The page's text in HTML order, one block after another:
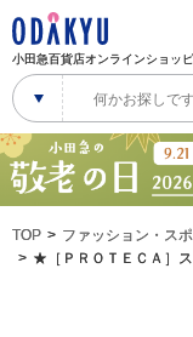
小田急百貨店オンラインショッ
TOP ファッション・ス
★［ＰＲＯＴＥＣＡ］ス